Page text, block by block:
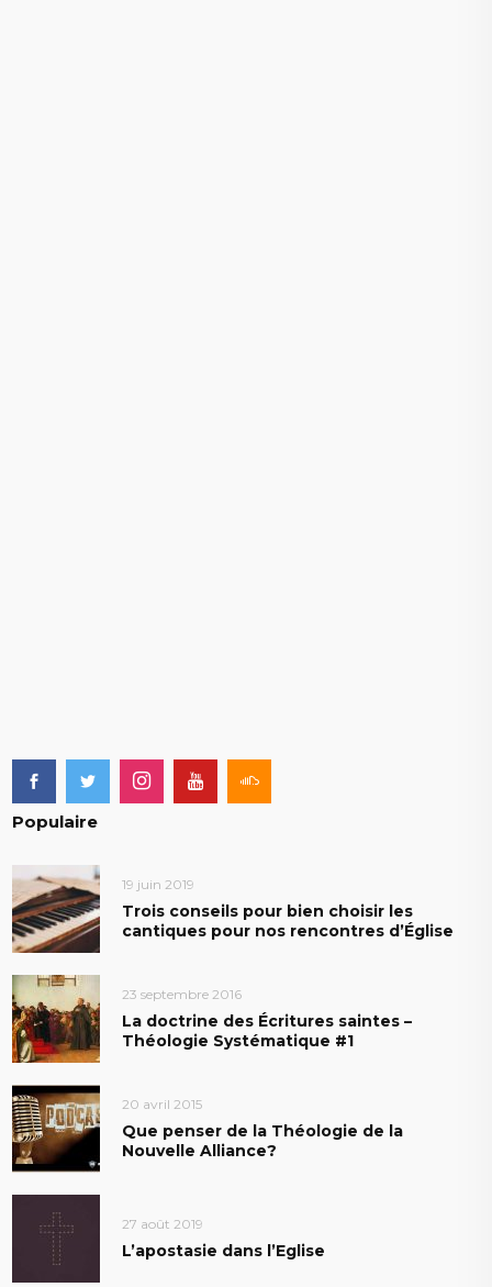
Populaire
19 juin 2019
Trois conseils pour bien choisir les
cantiques pour nos rencontres d’Église
23 septembre 2016
La doctrine des Écritures saintes –
Théologie Systématique #1
20 avril 2015
Que penser de la Théologie de la
Nouvelle Alliance?
27 août 2019
L’apostasie dans l’Eglise